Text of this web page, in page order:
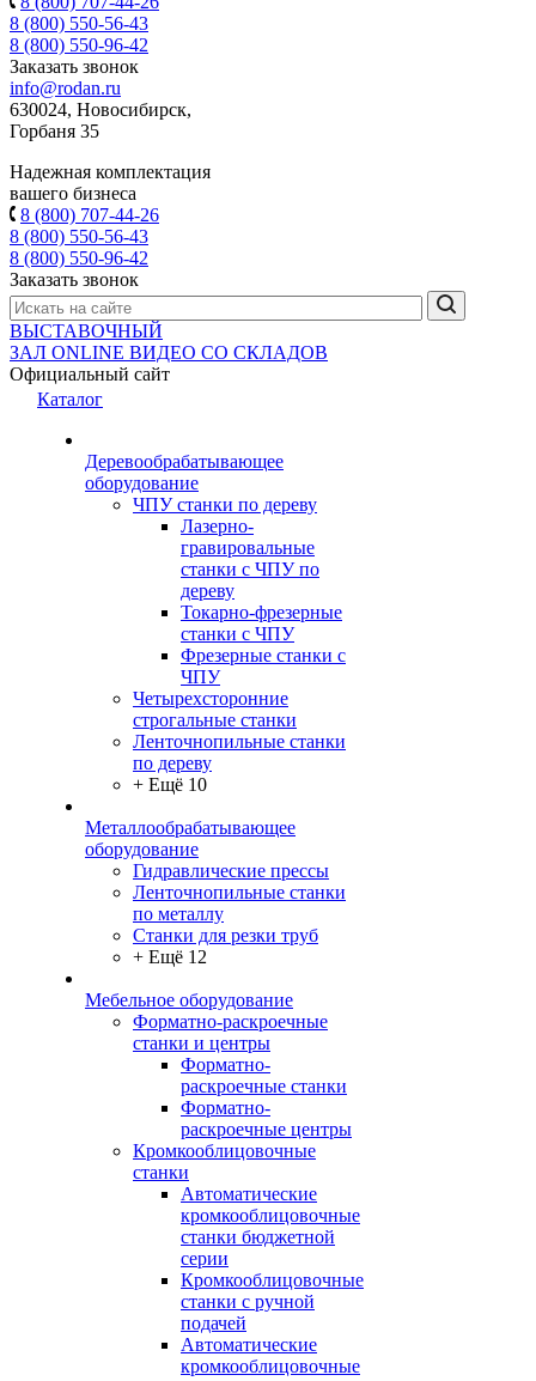
8 (800) 550-56-43
8 (800) 550-96-42
Заказать звонок
info@rodan.ru
630024, Новосибирск,
Горбаня 35
Надежная комплектация
вашего бизнеса
8 (800) 707-44-26
8 (800) 550-56-43
8 (800) 550-96-42
Заказать звонок
ВЫСТАВОЧНЫЙ
ЗАЛ ONLINE ВИДЕО СО СКЛАДОВ
Официальный сайт
Каталог
Деревообрабатывающее
оборудование
ЧПУ станки по дереву
Лазерно-
гравировальные
станки с ЧПУ по
дереву
Токарно-фрезерные
станки с ЧПУ
Фрезерные станки с
ЧПУ
Четырехсторонние
строгальные станки
Ленточнопильные станки
по дереву
+ Ещё 10
Металлообрабатывающее
оборудование
Гидравлические прессы
Ленточнопильные станки
по металлу
Станки для резки труб
+ Ещё 12
Мебельное оборудование
Форматно-раскроечные
станки и центры
Форматно-
раскроечные станки
Форматно-
раскроечные центры
Кромкооблицовочные
станки
Автоматические
кромкооблицовочные
станки бюджетной
серии
Кромкооблицовочные
станки с ручной
подачей
Автоматические
кромкооблицовочные